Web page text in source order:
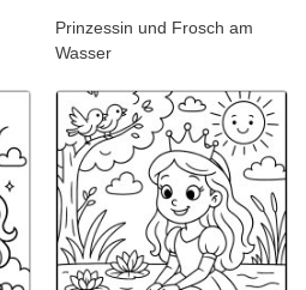
Prinzessin und Frosch am
Wasser